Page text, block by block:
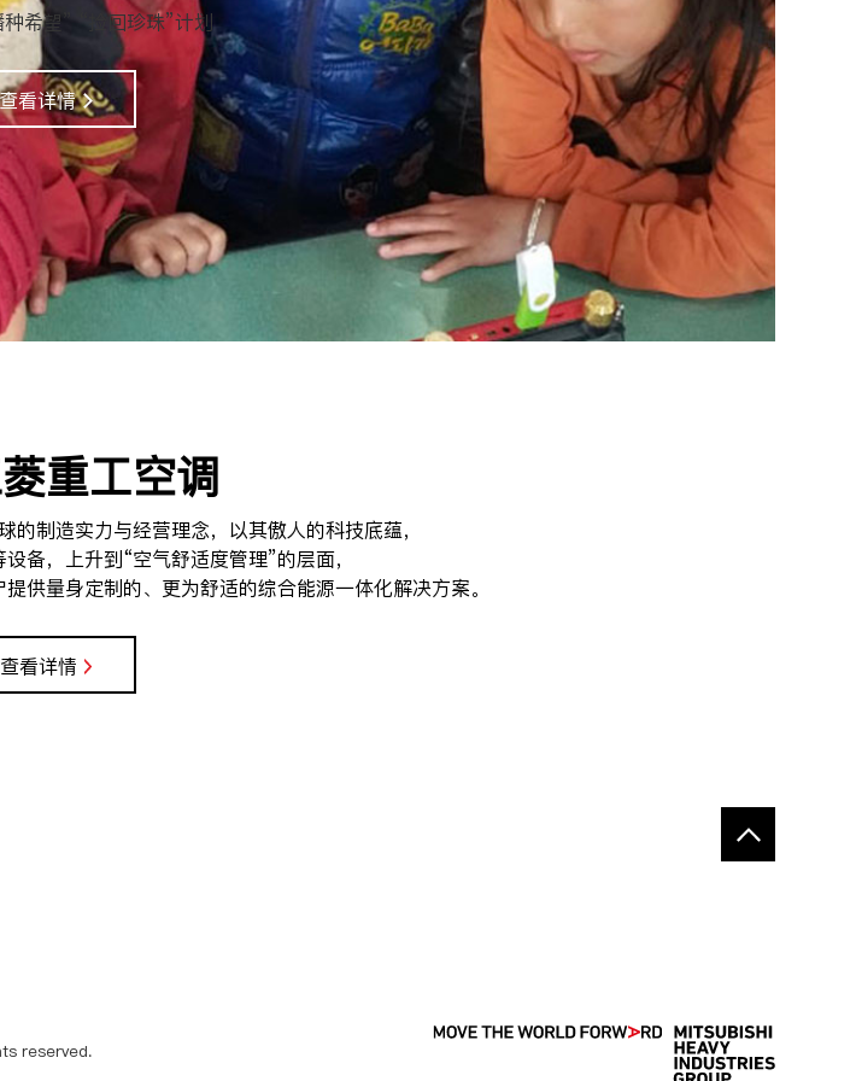
希望” “捡回珍珠”计划
看详情
重工空调
制造实力与经营理念，以其傲人的科技底蕴，
备，上升到“空气舒适度管理”的层面，
供量身定制的、更为舒适的综合能源一体化解决方案。
查看详情
reserved.